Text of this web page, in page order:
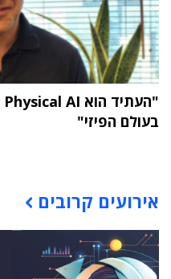
בעולם הפיזי"
אירועים קרובים